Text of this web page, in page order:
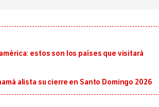
estos son los países que visitará
alista su cierre en Santo Domingo 2026